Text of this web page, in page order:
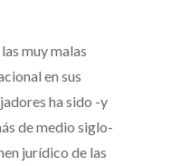
muy malas
en sus
ha sido -y
de medio siglo-
jurídico de las